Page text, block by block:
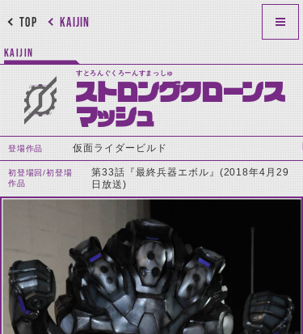
KAIJIN
TOP
KAIJIN
すとろんぐくろーんすまっしゅ
ストロングクローンス
マッシュ
登場作品 仮面ライダービルド
初登場回/初登場
作品
第33話『最終兵器エボル』(2018年4月29
日放送)